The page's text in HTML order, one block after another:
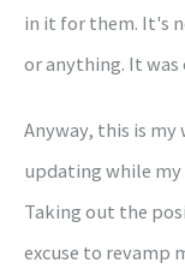
in it for them. It's
or anything. It
Anyway, this is
updating while
Taking out the
excuse to revamp